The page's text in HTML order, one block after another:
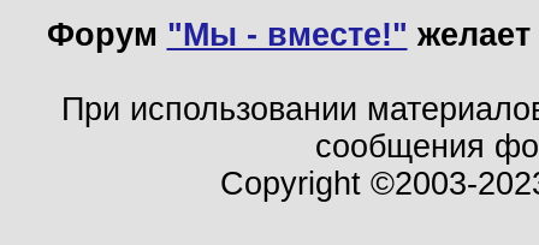
Форум "Мы - вместе!"
При использовании
сообщения
Copyright ©2003-